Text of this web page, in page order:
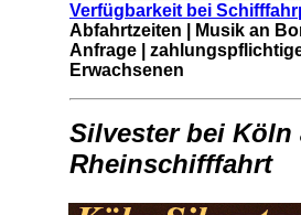
Verfügbarkeit bei
Abfahrtzeiten | Musik an
Anfrage |
Erwachsenen
Silvester bei Köln
Rheinschifffahrt